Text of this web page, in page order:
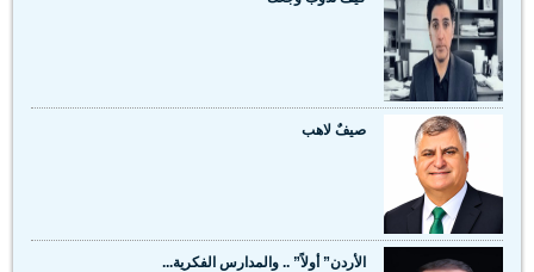
صيفٌ لاهب
الأردن” أولاً” .. والمدارس الفكرية...